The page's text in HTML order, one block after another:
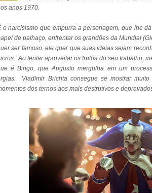
anos 1970.
o narcisismo que empurra a personagem, que lhe
de palhaço, enfrentar os grandões da Mundial
ser famoso, ele quer que suas ideias sejam
Ao tentar aproveitar os frutos do seu trabalho,
é Bingo, que Augusto mergulha em um
Vladimir Brichta consegue se mostrar
dos ternos aos mais destrutivos e